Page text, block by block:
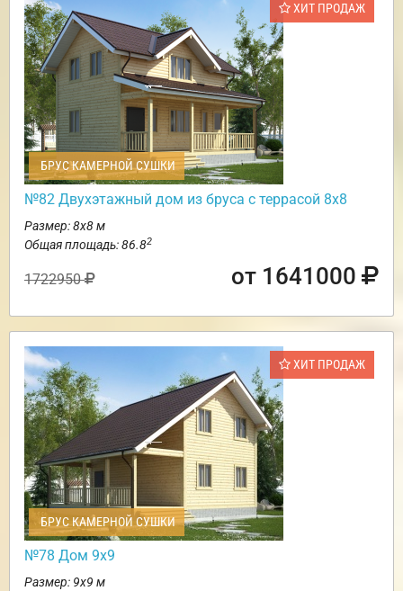
ХИТ ПРОДАЖ
БРУС КАМЕРНОЙ СУШКИ
№82 Двухэтажный дом из бруса с террасой 8х8
Размер: 8х8 м
Общая площадь: 86.82
1722950 от 1641000
ХИТ ПРОДАЖ
БРУС КАМЕРНОЙ СУШКИ
№78 Дом 9х9
Размер: 9х9 м